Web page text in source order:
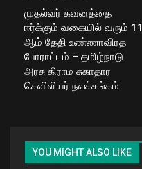
முதல்வர் கவனத்தை
ஈர்க்கும் வகையில் வரும் 11
ஆம் தேதி உண்ணாவிரத
போராட்டம் – தமிழ்நாடு
அரசு கிராம சுகாதார
செவிலியர் நலச்சங்கம்
YOU MIGHT ALSO LIKE